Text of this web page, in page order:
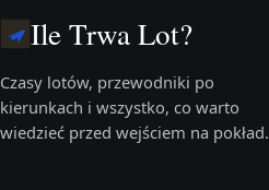
Ile Trwa Lot?
Czasy lotów, przewodniki po
kierunkach i wszystko, co warto
wiedzieć przed wejściem na pokład.